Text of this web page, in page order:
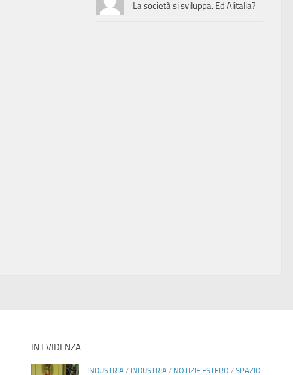
La società si sviluppa. Ed Alitalia?
IN EVIDENZA
INDUSTRIA/ INDUSTRIA/ NOTIZIE ESTERO / SPAZIO